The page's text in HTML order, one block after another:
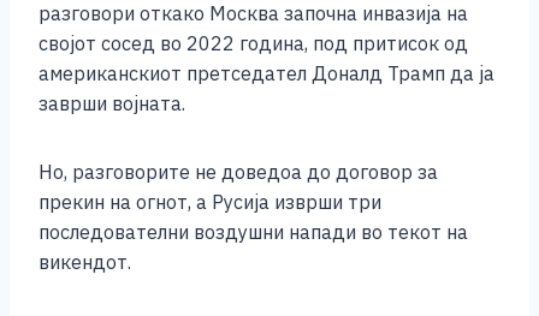
разговори откако Москва започна инвазија на
својот сосед во 2022 година, под притисок од
американскиот претседател Доналд Трамп да ја
заврши војната.
Но, разговорите не доведоа до договор за
прекин на огнот, а Русија изврши три
последователни воздушни напади во текот на
викендот.